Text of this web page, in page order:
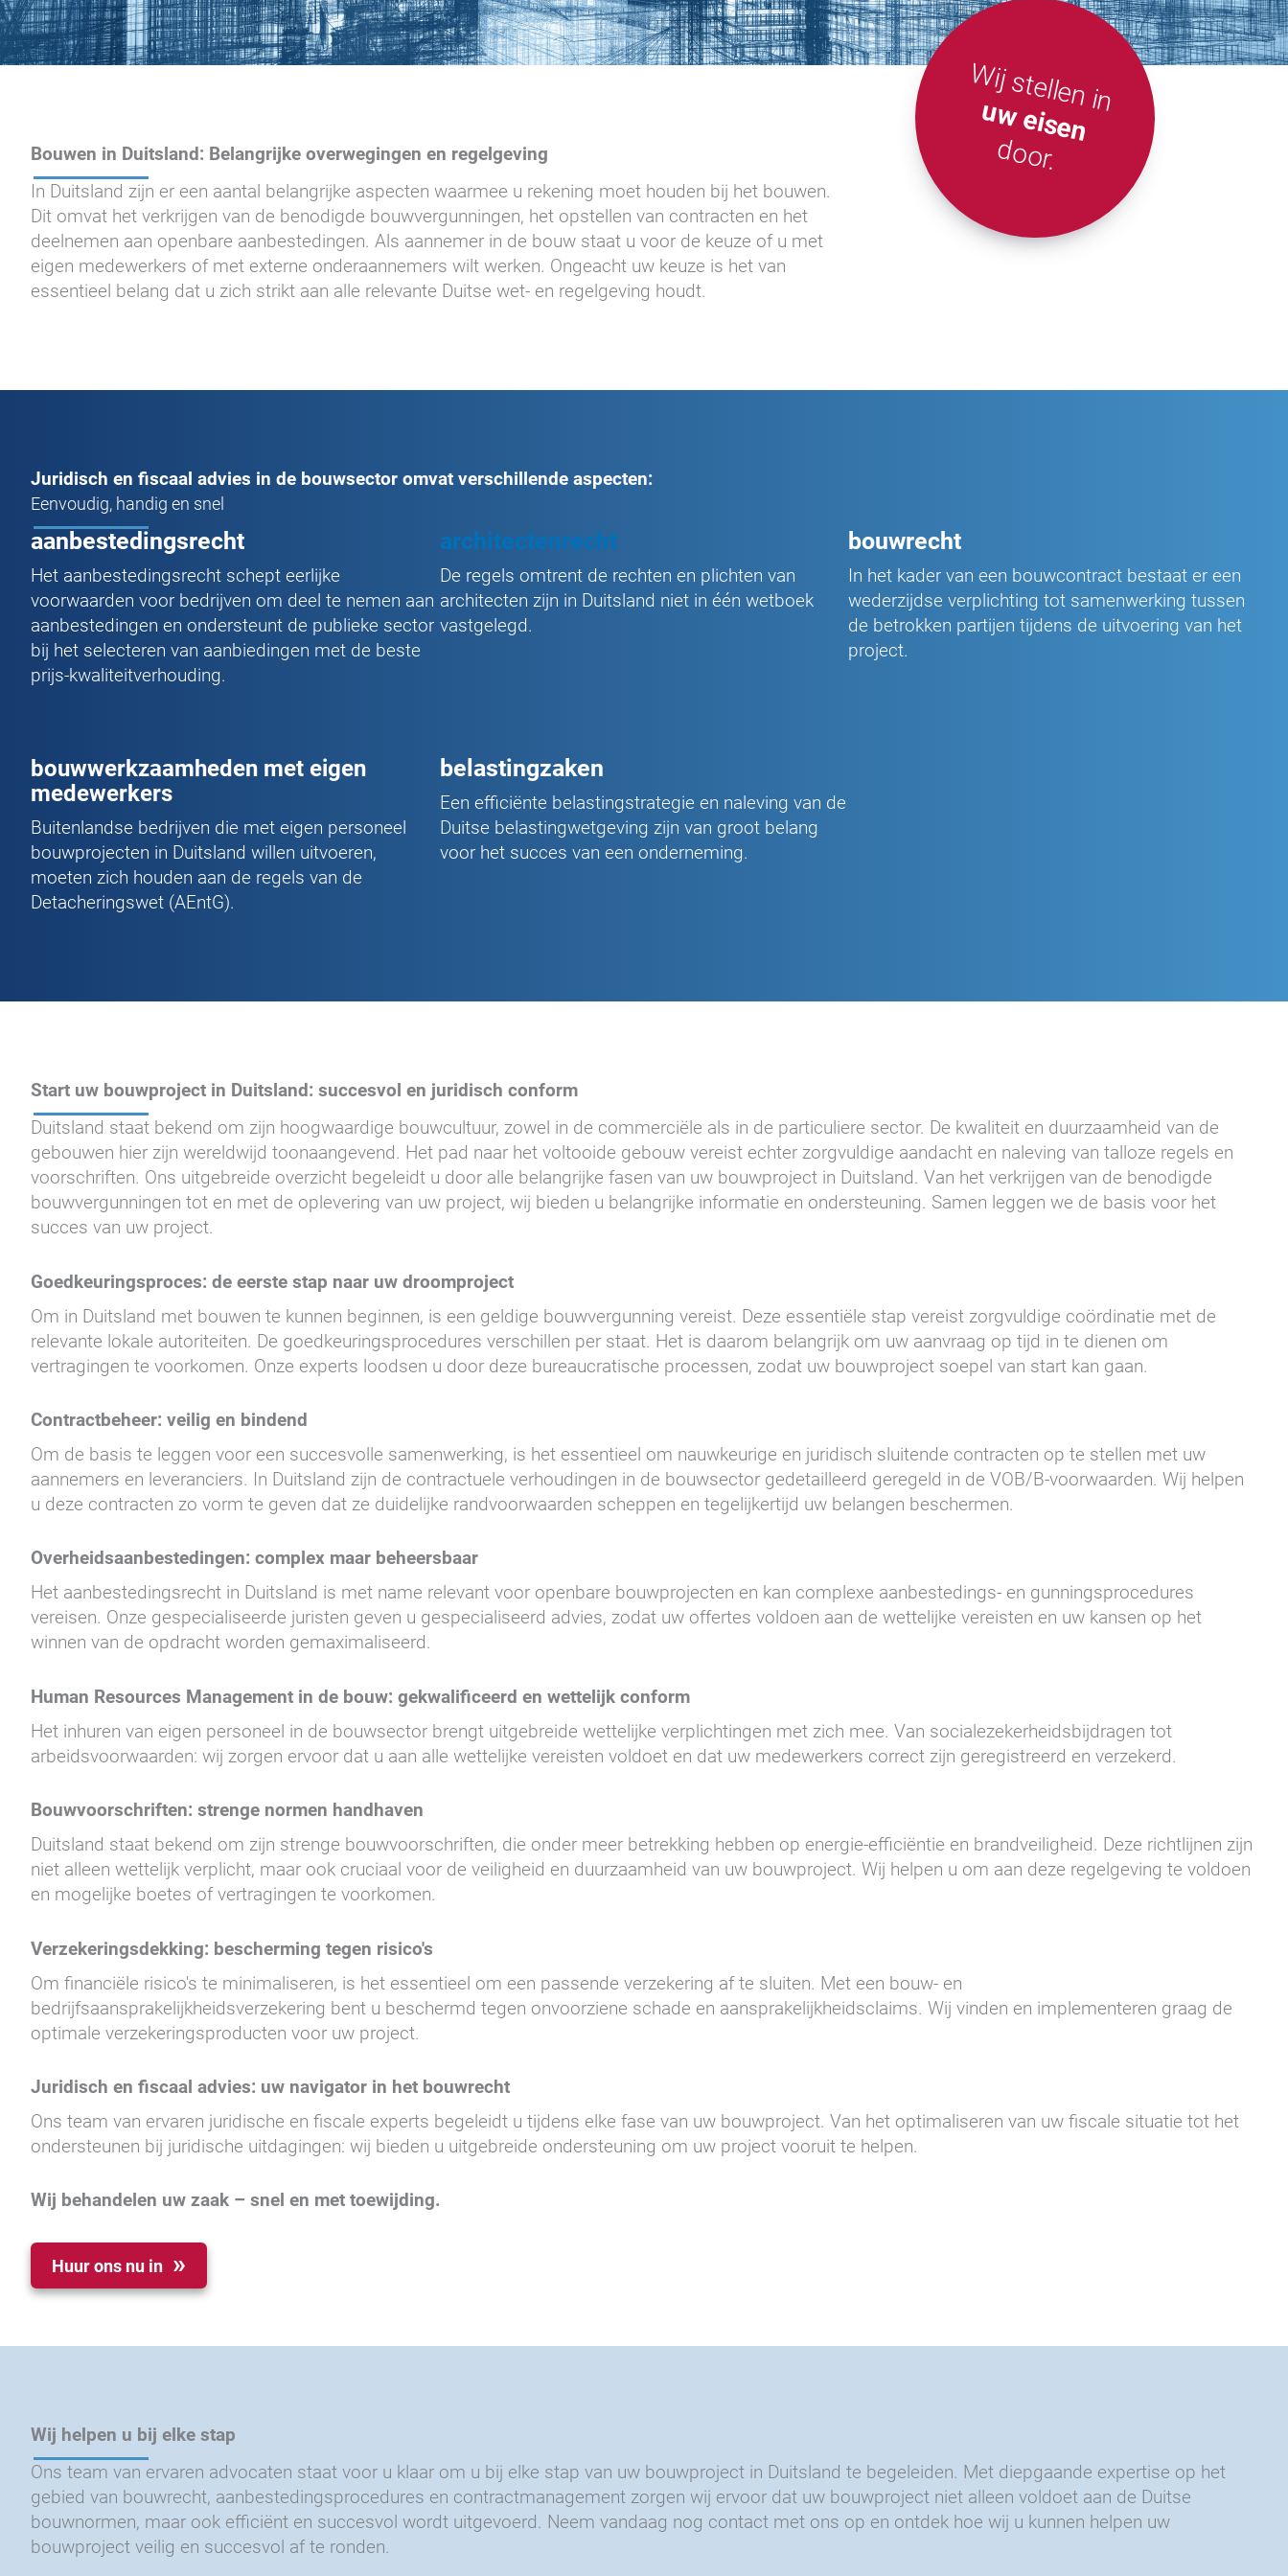
Bouwen in Duitsland: Belangrijke overwegingen en regelgeving
In Duitsland zijn er een aantal belangrijke aspecten waarmee u rekening moet houden bij het bouwen.
Dit omvat het verkrijgen van de benodigde bouwvergunningen, het opstellen van contracten en het
deelnemen aan openbare aanbestedingen. Als aannemer in de bouw staat u voor de keuze of u met
eigen medewerkers of met externe onderaannemers wilt werken. Ongeacht uw keuze is het van
essentieel belang dat u zich strikt aan alle relevante Duitse wet- en regelgeving houdt.
Wij stellen in
uw eisen
door.
Juridisch en fiscaal advies in de bouwsector omvat verschillende aspecten:
Eenvoudig, handig en snel
aanbestedingsrecht
Het aanbestedingsrecht schept eerlijke
voorwaarden voor bedrijven om deel te nemen aan
aanbestedingen en ondersteunt de publieke sector
bij het selecteren van aanbiedingen met de beste
prijs-kwaliteitverhouding.
architectenrecht
De regels omtrent de rechten en plichten van
architecten zijn in Duitsland niet in één wetboek
vastgelegd.
bouwrecht
In het kader van een bouwcontract bestaat er een
wederzijdse verplichting tot samenwerking tussen
de betrokken partijen tijdens de uitvoering van het
project.
bouwwerkzaamheden met eigen
medewerkers
Buitenlandse bedrijven die met eigen personeel
bouwprojecten in Duitsland willen uitvoeren,
moeten zich houden aan de regels van de
Detacheringswet (AEntG).
belastingzaken
Een efficiënte belastingstrategie en naleving van de
Duitse belastingwetgeving zijn van groot belang
voor het succes van een onderneming.
Start uw bouwproject in Duitsland: succesvol en juridisch conform
Duitsland staat bekend om zijn hoogwaardige bouwcultuur, zowel in de commerciële als in de particuliere sector. De kwaliteit en duurzaamheid van de
gebouwen hier zijn wereldwijd toonaangevend. Het pad naar het voltooide gebouw vereist echter zorgvuldige aandacht en naleving van talloze regels en
voorschriften. Ons uitgebreide overzicht begeleidt u door alle belangrijke fasen van uw bouwproject in Duitsland. Van het verkrijgen van de benodigde
bouwvergunningen tot en met de oplevering van uw project, wij bieden u belangrijke informatie en ondersteuning. Samen leggen we de basis voor het
succes van uw project.
Goedkeuringsproces: de eerste stap naar uw droomproject
Om in Duitsland met bouwen te kunnen beginnen, is een geldige bouwvergunning vereist. Deze essentiële stap vereist zorgvuldige coördinatie met de
relevante lokale autoriteiten. De goedkeuringsprocedures verschillen per staat. Het is daarom belangrijk om uw aanvraag op tijd in te dienen om
vertragingen te voorkomen. Onze experts loodsen u door deze bureaucratische processen, zodat uw bouwproject soepel van start kan gaan.
Contractbeheer: veilig en bindend
Om de basis te leggen voor een succesvolle samenwerking, is het essentieel om nauwkeurige en juridisch sluitende contracten op te stellen met uw
aannemers en leveranciers. In Duitsland zijn de contractuele verhoudingen in de bouwsector gedetailleerd geregeld in de VOB/B-voorwaarden. Wij helpen
u deze contracten zo vorm te geven dat ze duidelijke randvoorwaarden scheppen en tegelijkertijd uw belangen beschermen.
Overheidsaanbestedingen: complex maar beheersbaar
Het aanbestedingsrecht in Duitsland is met name relevant voor openbare bouwprojecten en kan complexe aanbestedings- en gunningsprocedures
vereisen. Onze gespecialiseerde juristen geven u gespecialiseerd advies, zodat uw offertes voldoen aan de wettelijke vereisten en uw kansen op het
winnen van de opdracht worden gemaximaliseerd.
Human Resources Management in de bouw: gekwalificeerd en wettelijk conform
Het inhuren van eigen personeel in de bouwsector brengt uitgebreide wettelijke verplichtingen met zich mee. Van socialezekerheidsbijdragen tot
arbeidsvoorwaarden: wij zorgen ervoor dat u aan alle wettelijke vereisten voldoet en dat uw medewerkers correct zijn geregistreerd en verzekerd.
Bouwvoorschriften: strenge normen handhaven
Duitsland staat bekend om zijn strenge bouwvoorschriften, die onder meer betrekking hebben op energie-efficiëntie en brandveiligheid. Deze richtlijnen zijn
niet alleen wettelijk verplicht, maar ook cruciaal voor de veiligheid en duurzaamheid van uw bouwproject. Wij helpen u om aan deze regelgeving te voldoen
en mogelijke boetes of vertragingen te voorkomen.
Verzekeringsdekking: bescherming tegen risico's
Om financiële risico's te minimaliseren, is het essentieel om een passende verzekering af te sluiten. Met een bouw- en
bedrijfsaansprakelijkheidsverzekering bent u beschermd tegen onvoorziene schade en aansprakelijkheidsclaims. Wij vinden en implementeren graag de
optimale verzekeringsproducten voor uw project.
Juridisch en fiscaal advies: uw navigator in het bouwrecht
Ons team van ervaren juridische en fiscale experts begeleidt u tijdens elke fase van uw bouwproject. Van het optimaliseren van uw fiscale situatie tot het
ondersteunen bij juridische uitdagingen: wij bieden u uitgebreide ondersteuning om uw project vooruit te helpen.
Wij behandelen uw zaak – snel en met toewijding.
Huur ons nu in
Wij helpen u bij elke stap
Ons team van ervaren advocaten staat voor u klaar om u bij elke stap van uw bouwproject in Duitsland te begeleiden. Met diepgaande expertise op het
gebied van bouwrecht, aanbestedingsprocedures en contractmanagement zorgen wij ervoor dat uw bouwproject niet alleen voldoet aan de Duitse
bouwnormen, maar ook efficiënt en succesvol wordt uitgevoerd. Neem vandaag nog contact met ons op en ontdek hoe wij u kunnen helpen uw
bouwproject veilig en succesvol af te ronden.